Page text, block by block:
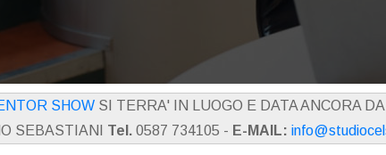
SHOW SI TERRA' IN LUOGO E DATA ANCORA
SEBASTIANI Tel. 0587 734105 - E-MAIL: